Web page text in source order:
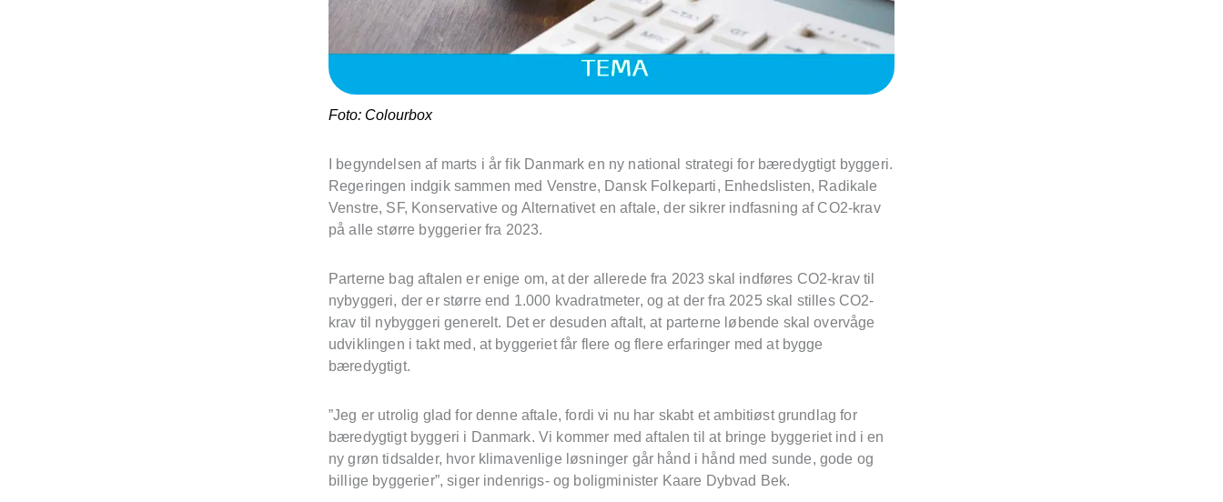
Foto: Colourbox
I begyndelsen af marts i år fik Danmark en ny national strategi for bæredygtigt byggeri.
Regeringen indgik sammen med Venstre, Dansk Folkeparti, Enhedslisten, Radikale
Venstre, SF, Konservative og Alternativet en aftale, der sikrer indfasning af CO2-krav
på alle større byggerier fra 2023.
Parterne bag aftalen er enige om, at der allerede fra 2023 skal indføres CO2-krav til
nybyggeri, der er større end 1.000 kvadratmeter, og at der fra 2025 skal stilles CO2-
krav til nybyggeri generelt. Det er desuden aftalt, at parterne løbende skal overvåge
udviklingen i takt med, at byggeriet får flere og flere erfaringer med at bygge
bæredygtigt.
”Jeg er utrolig glad for denne aftale, fordi vi nu har skabt et ambitiøst grundlag for
bæredygtigt byggeri i Danmark. Vi kommer med aftalen til at bringe byggeriet ind i en
ny grøn tidsalder, hvor klimavenlige løsninger går hånd i hånd med sunde, gode og
billige byggerier”, siger indenrigs- og boligminister Kaare Dybvad Bek.